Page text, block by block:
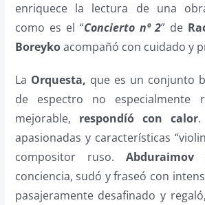
enriquece la lectura de una
como es el “Concierto nº 2” de
Boreykoacompañó con cuidado y
La Orquesta, que es un conjunto
de espectro no especialmente
mejorable, respondíó con calor.
apasionadas y características
compositor ruso. Abduraimov
conciencia, sudó y fraseó con
pasajeramente desafinado y